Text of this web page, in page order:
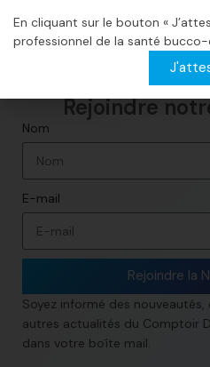
Rejoindre
Nom
E-mail
Rejoindre la
Soyez informé des
autres actualités du Comptoir
dans votre boîte mail.
En cliquant sur le bouton «
professionnel de la santé